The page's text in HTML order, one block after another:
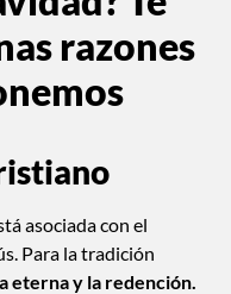
detrás de
Te